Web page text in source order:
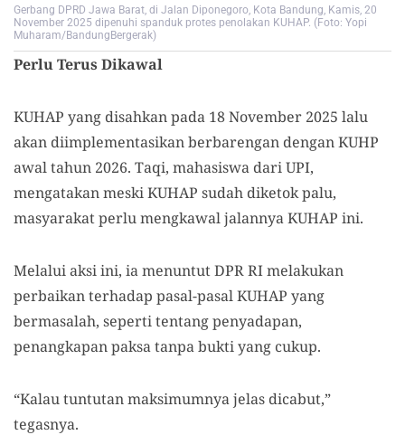
Gerbang DPRD Jawa Barat, di Jalan Diponegoro, Kota Bandung, Kamis, 20
November 2025 dipenuhi spanduk protes penolakan KUHAP. (Foto: Yopi
Muharam/BandungBergerak)
PerluTerus Dikawal
KUHAP yang disahkan pada 18 November 2025 lalu
akan diimplementasikan berbarengan dengan KUHP
awal tahun 2026. Taqi, mahasiswa dari UPI,
mengatakan meski KUHAP sudah diketok palu,
masyarakat perlu mengkawal jalannya KUHAP ini.
Melalui aksi ini, ia menuntutDPR RI melakukan
perbaikan terhadap pasal-pasalKUHAP yang
bermasalah, seperti tentang penyadapan,
penangkapan paksa tanpa bukti yang cukup.
“Kalau tuntutan maksimumnya jelas dicabut,”
tegasnya.